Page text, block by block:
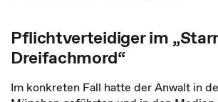
Pflichtverteidiger im
Dreifachmord“
Im konkreten Fall hatte der Anwalt in